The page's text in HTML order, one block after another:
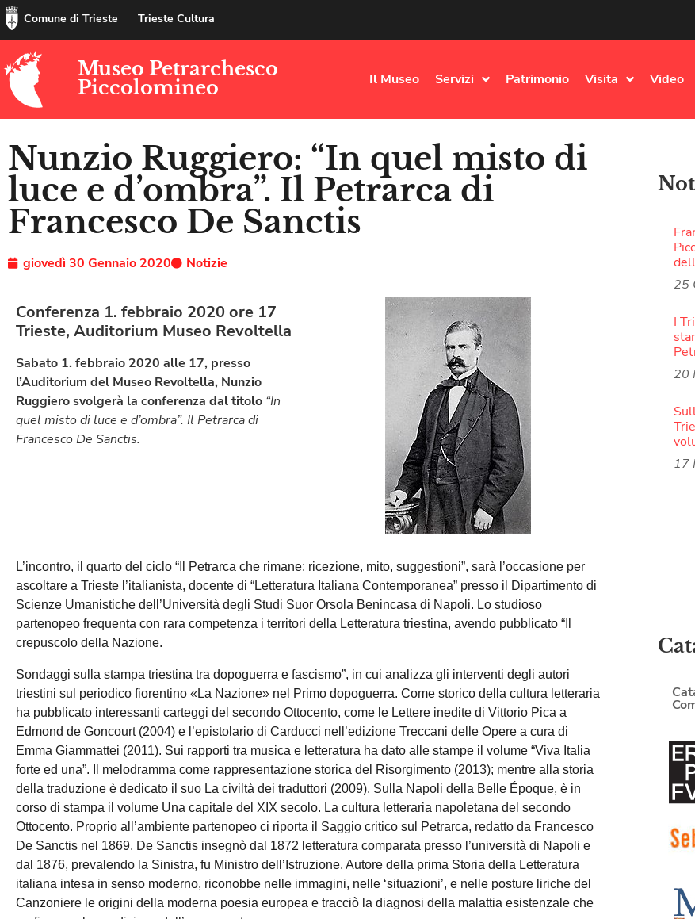
Comune di Trieste Trieste Cultura
Museo Petrarchesco
Piccolomineo
Il Museo Servizi Patrimonio Visita Video
Nunzio Ruggiero: “In quel misto di
luce e d’ombra”. Il Petrarca di
Francesco De Sanctis
giovedì 30 Gennaio 2020 Notizie
Conferenza 1. febbraio 2020 ore 17
Trieste, Auditorium Museo Revoltella
Sabato 1. febbraio 2020 alle 17, presso
l’Auditorium del Museo Revoltella, Nunzio
Ruggiero svolgerà la conferenza dal titolo “In
quel misto di luce e d’ombra”. Il Petrarca di
Francesco De Sanctis.
L’incontro, il quarto del ciclo “Il Petrarca che rimane: ricezione, mito, suggestioni”, sarà l’occasione per
ascoltare a Trieste l’italianista, docente di “Letteratura Italiana Contemporanea” presso il Dipartimento di
Scienze Umanistiche dell’Università degli Studi Suor Orsola Benincasa di Napoli. Lo studioso
partenopeo frequenta con rara competenza i territori della Letteratura triestina, avendo pubblicato “Il
crepuscolo della Nazione.
Sondaggi sulla stampa triestina tra dopoguerra e fascismo”, in cui analizza gli interventi degli autori
triestini sul periodico fiorentino «La Nazione» nel Primo dopoguerra. Come storico della cultura letteraria
ha pubblicato interessanti carteggi del secondo Ottocento, come le Lettere inedite di Vittorio Pica a
Edmond de Goncourt (2004) e l’epistolario di Carducci nell’edizione Treccani delle Opere a cura di
Emma Giammattei (2011). Sui rapporti tra musica e letteratura ha dato alle stampe il volume “Viva Italia
forte ed una”. Il melodramma come rappresentazione storica del Risorgimento (2013); mentre alla storia
della traduzione è dedicato il suo La civiltà dei traduttori (2009). Sulla Napoli della Belle Époque, è in
corso di stampa il volume Una capitale del XIX secolo. La cultura letteraria napoletana del secondo
Ottocento. Proprio all’ambiente partenopeo ci riporta il Saggio critico sul Petrarca, redatto da Francesco
De Sanctis nel 1869. De Sanctis insegnò dal 1872 letteratura comparata presso l’università di Napoli e
dal 1876, prevalendo la Sinistra, fu Ministro dell’Istruzione. Autore della prima Storia della Letteratura
italiana intesa in senso moderno, riconobbe nelle immagini, nelle ‘situazioni’, e nelle posture liriche del
Canzoniere le origini della moderna poesia europea e tracciò la diagnosi della malattia esistenzale che
25
I
20
17